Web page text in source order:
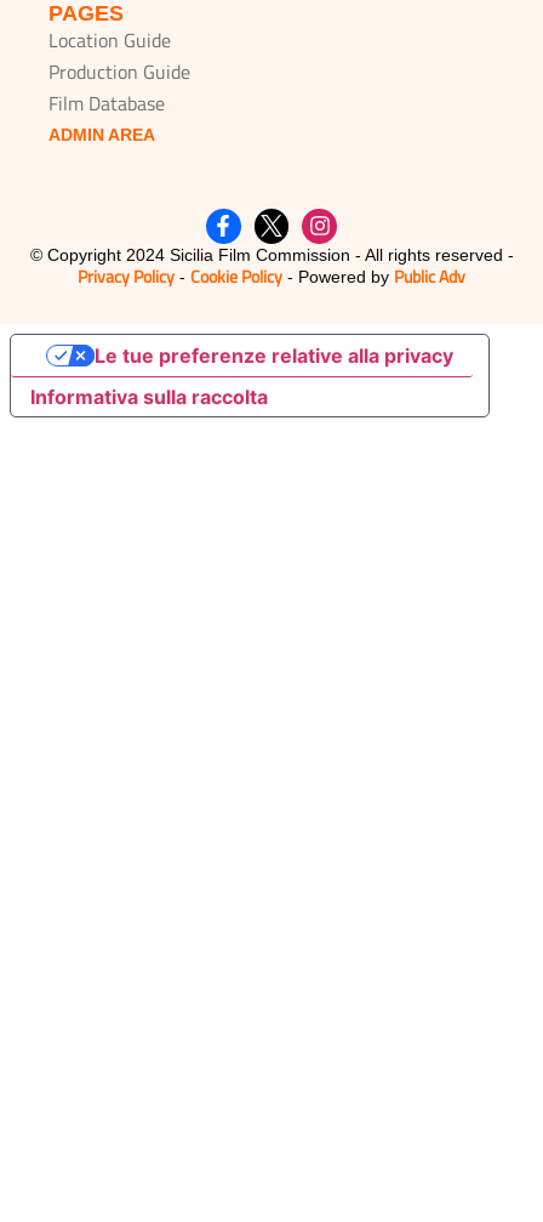
PAGES
Location Guide
Production Guide
Film Database
ADMIN AREA
© Copyright 2024 Sicilia Film Commission - All rights reserved -
Privacy Policy - Cookie Policy - Powered by Public Adv
Informativa sulla raccolta
Le tue preferenze relative alla privacy